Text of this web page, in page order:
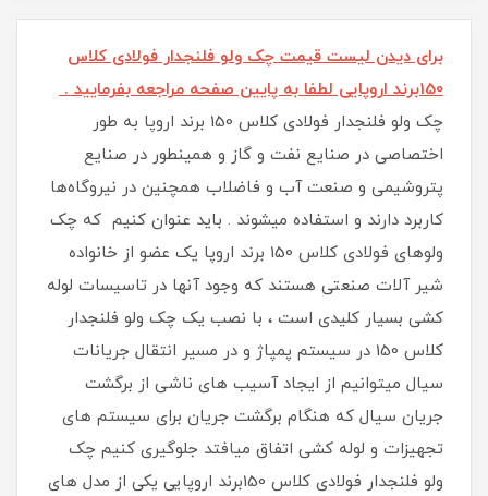
برای دیدن لیست قیمت چک ولو فلنجدار فولادی کلاس
150برند اروپایی لطفا به پایین صفحه مراجعه بفرمایید .
چک ولو فلنجدار فولادی کلاس 150 برند اروپا به طور
اختصاصی در صنایع نفت و گاز و همینطور در صنایع
پتروشیمی و صنعت آب و فاضلاب همچنین در نیروگاه‌ها
کاربرد دارند و استفاده میشوند . باید عنوان کنیم که چک
ولوهای فولادی کلاس 150 برند اروپا یک عضو از خانواده
شیر آلات صنعتی هستند که وجود آنها در تاسیسات لوله
کشی بسیار کلیدی است ، با نصب یک چک ولو فلنجدار
کلاس 150 در سیستم پمپاژ و در مسیر انتقال جریانات
سیال میتوانیم از ایجاد آسیب های ناشی از برگشت
جریان سیال که هنگام برگشت جریان برای سیستم های
تجهیزات و لوله کشی اتفاق میافتد جلوگیری کنیم چک
ولو فلنجدار فولادی کلاس 150برند اروپایی یکی از مدل های